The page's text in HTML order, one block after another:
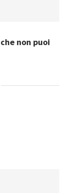
non puoi